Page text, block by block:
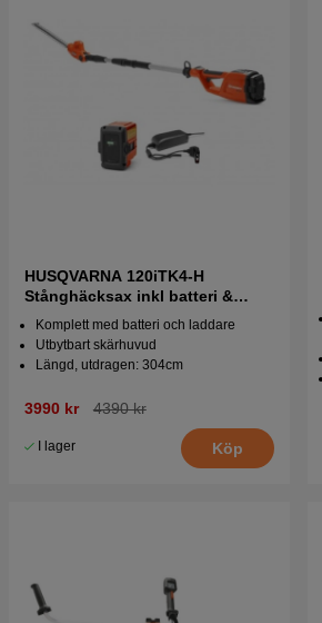
HUSQVARNA 120iTK4-H
Stånghäcksax inkl batteri &
laddare
Komplett med batteri och laddare
Utbytbart skärhuvud
Längd, utdragen: 304cm
3990 kr 4390 kr
I lager Köp